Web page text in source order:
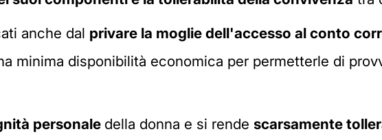
anche dal privare la moglie dell'accesso al conto
minima disponibilità economica per permetterle di
personale della donna e si rende scarsamente